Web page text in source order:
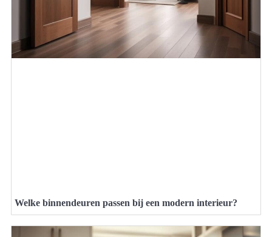
Welke binnendeuren passen bij een modern interieur?